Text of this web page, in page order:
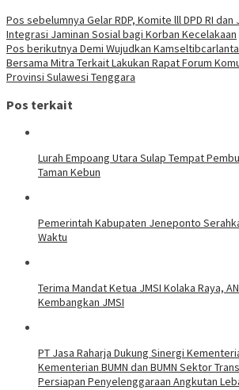
Pos sebelumnya Gelar RDP, Komite lll DPD RI dan
Integrasi Jaminan Sosial bagi Korban Kecelakaan
Pos berikutnya Demi Wujudkan
Bersama Mitra Terkait Lakukan Rapat Forum
Provinsi Sulawesi Tenggara
Pos terkait
Lurah Empoang Utara Sulap Tempat
Taman Kebun
Pemerintah Kabupaten Jeneponto
Waktu
Terima Mandat Ketua JMSI Kolaka Raya,
Kembangkan JMSI
PT Jasa Raharja Dukung Sinergi
Kementerian BUMN dan BUMN Sektor
Persiapan Penyelenggaraan Angkutan